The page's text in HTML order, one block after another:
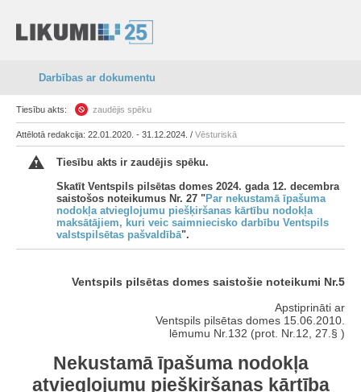
Darbības ar dokumentu
Tiesību akts: zaudējis spēku
Attēlotā redakcija: 22.01.2020. - 31.12.2024. / Vēsturiskā
Tiesību akts ir zaudējis spēku.
Skatīt Ventspils pilsētas domes 2024. gada 12. decembra
saistošos noteikumus Nr. 27 "Par nekustamā īpašuma
nodokļa atvieglojumu piešķiršanas kārtību nodokļa
maksātājiem, kuri veic saimniecisko darbību Ventspils
valstspilsētas pašvaldībā".
Ventspils pilsētas domes saistošie noteikumi Nr.5
Apstiprināti ar
Ventspils pilsētas domes 15.06.2010.
lēmumu Nr.132 (prot. Nr.12, 27.§ )
Nekustamā īpašuma nodokļa
atvieglojumu piešķiršanas kārtība